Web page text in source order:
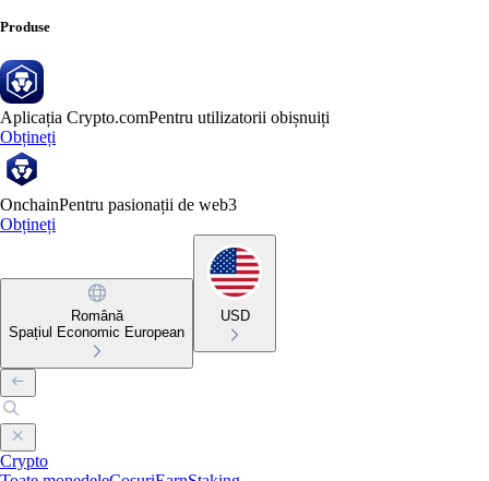
Produse
Aplicația Crypto.comPentru utilizatorii obișnuiți
Obțineți
OnchainPentru pasionații de web3
Obțineți
Română
Spațiul Economic European
USD
Crypto